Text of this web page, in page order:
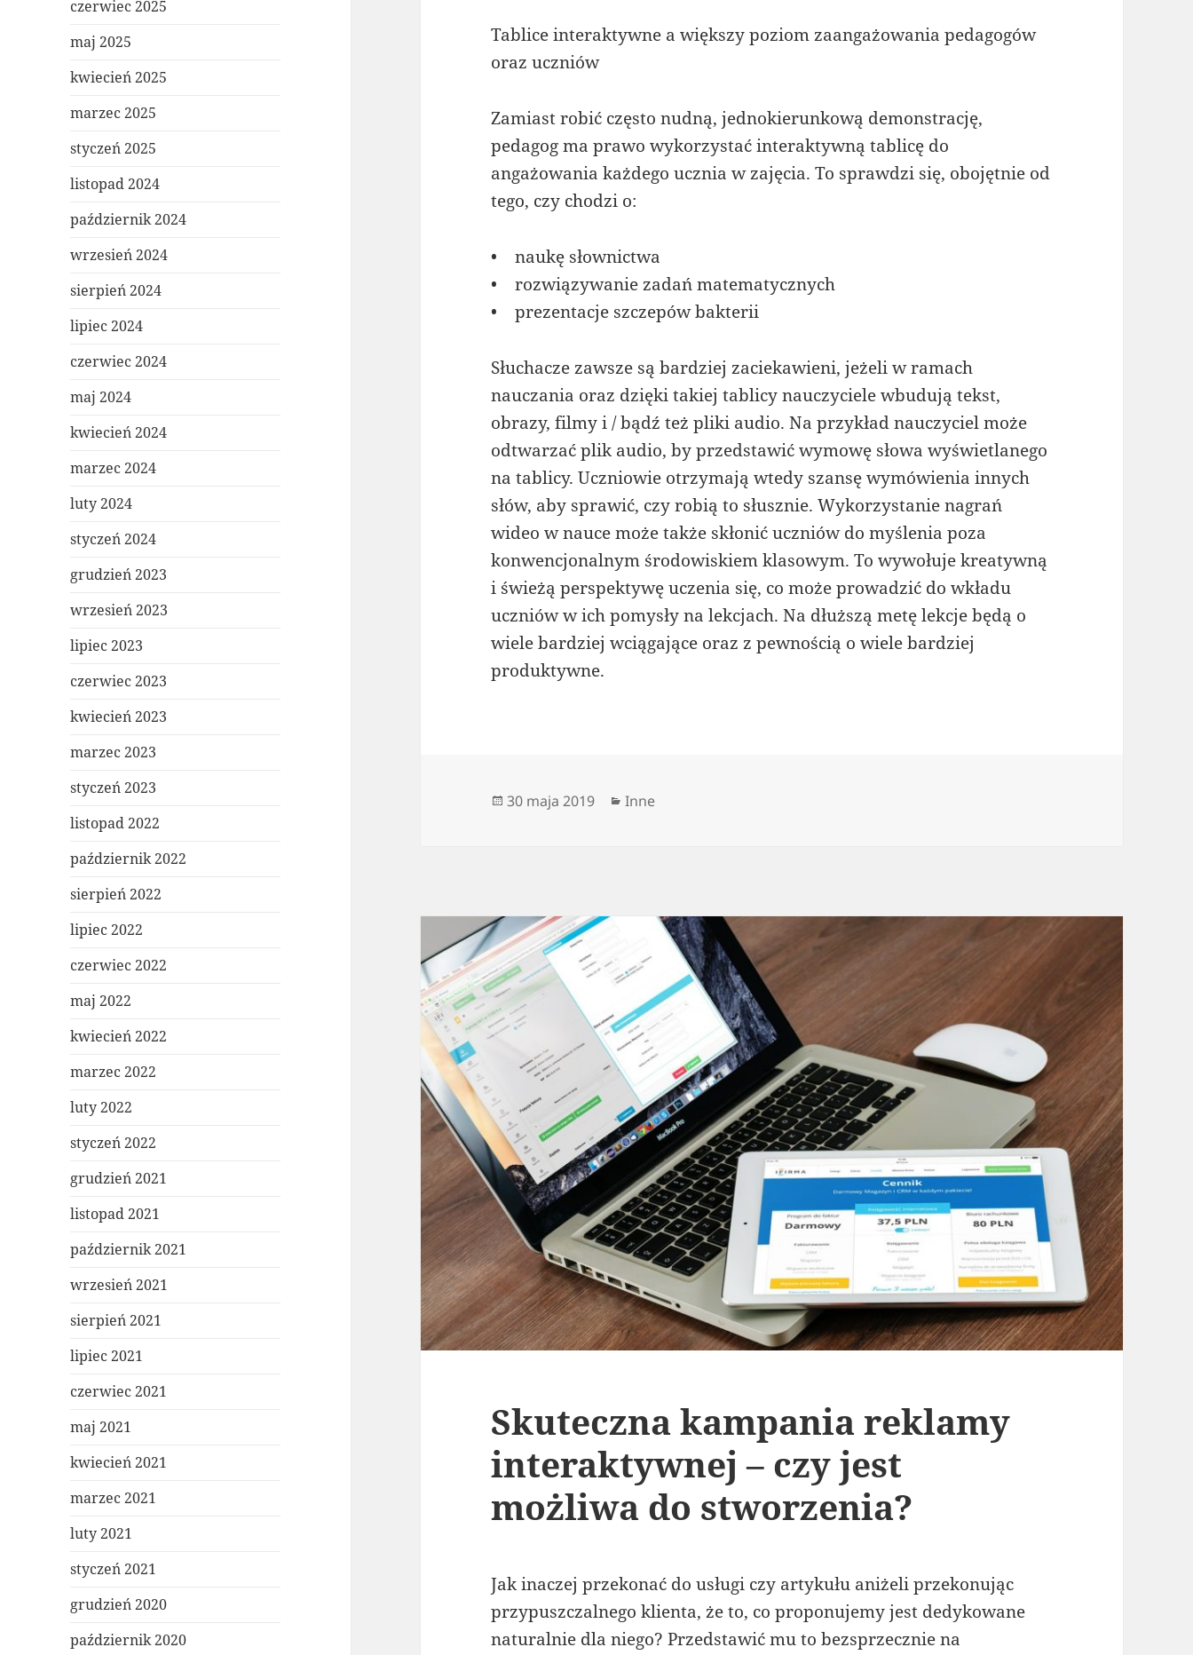
czerwiec 2025
maj 2025
kwiecień 2025
marzec 2025
styczeń 2025
listopad 2024
październik 2024
wrzesień 2024
sierpień 2024
lipiec 2024
czerwiec 2024
maj 2024
kwiecień 2024
marzec 2024
luty 2024
styczeń 2024
grudzień 2023
wrzesień 2023
lipiec 2023
czerwiec 2023
kwiecień 2023
marzec 2023
styczeń 2023
listopad 2022
październik 2022
sierpień 2022
lipiec 2022
czerwiec 2022
maj 2022
kwiecień 2022
marzec 2022
luty 2022
styczeń 2022
grudzień 2021
listopad 2021
październik 2021
wrzesień 2021
sierpień 2021
lipiec 2021
czerwiec 2021
maj 2021
kwiecień 2021
marzec 2021
luty 2021
styczeń 2021
grudzień 2020
październik 2020
Tablice interaktywne a większy poziom zaangażowania pedagogów
oraz uczniów
Zamiast robić często nudną, jednokierunkową demonstrację,
pedagog ma prawo wykorzystać interaktywną tablicę do
angażowania każdego ucznia w zajęcia. To sprawdzi się, obojętnie od
tego, czy chodzi o:
• naukę słownictwa
• rozwiązywanie zadań matematycznych
• prezentacje szczepów bakterii
Słuchacze zawsze są bardziej zaciekawieni, jeżeli w ramach
nauczania oraz dzięki takiej tablicy nauczyciele wbudują tekst,
obrazy, filmy i / bądź też pliki audio. Na przykład nauczyciel może
odtwarzać plik audio, by przedstawić wymowę słowa wyświetlanego
na tablicy. Uczniowie otrzymają wtedy szansę wymówienia innych
słów, aby sprawić, czy robią to słusznie. Wykorzystanie nagrań
wideo w nauce może także skłonić uczniów do myślenia poza
konwencjonalnym środowiskiem klasowym. To wywołuje kreatywną
i świeżą perspektywę uczenia się, co może prowadzić do wkładu
uczniów w ich pomysły na lekcjach. Na dłuższą metę lekcje będą o
wiele bardziej wciągające oraz z pewnością o wiele bardziej
produktywne.
Data
30 maja 2019 Kategorie
Inne
Skuteczna kampania reklamy
interaktywnej – czy jest
możliwa do stworzenia?
Jak inaczej przekonać do usługi czy artykułu aniżeli przekonując
przypuszczalnego klienta, że to, co proponujemy jest dedykowane
naturalnie dla niego? Przedstawić mu to bezsprzecznie na